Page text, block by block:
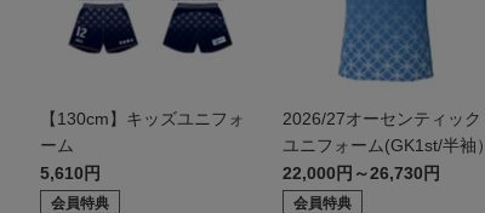
【130cm】キッズユニフォ
ーム
5,610円
会員特典
2026/27オーセンティック
ユニフォーム(GK1st/半袖）
22,000円～26,730円
会員特典